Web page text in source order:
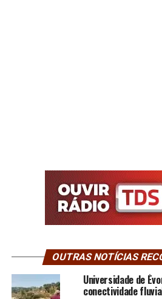
OUTRAS NOTÍCIAS
Universidade de
conectividade